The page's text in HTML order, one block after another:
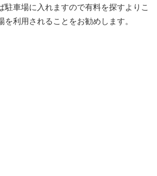
駐車場に入れますので有料を探すよりこ
を利用されることをお勧めします。